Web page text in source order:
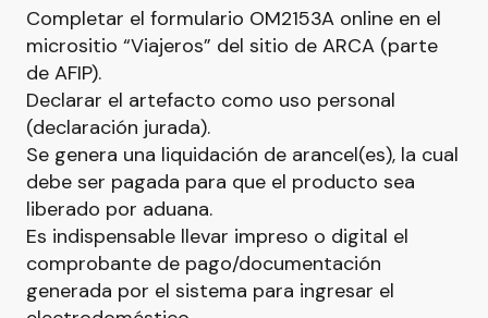
Completar el formulario OM2153A online en el
micrositio “Viajeros” del sitio de ARCA (parte
de AFIP).
Declarar el artefacto como uso personal
(declaración jurada).
Se genera una liquidación de arancel(es), la cual
debe ser pagada para que el producto sea
liberado por aduana.
Es indispensable llevar impreso o digital el
comprobante de pago/documentación
generada por el sistema para ingresar el